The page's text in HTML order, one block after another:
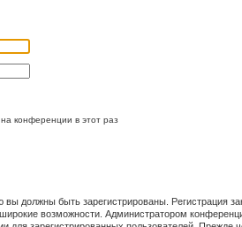
конференции в этот раз
должны быть зарегистрированы. Регистрация
возможности. Администратором